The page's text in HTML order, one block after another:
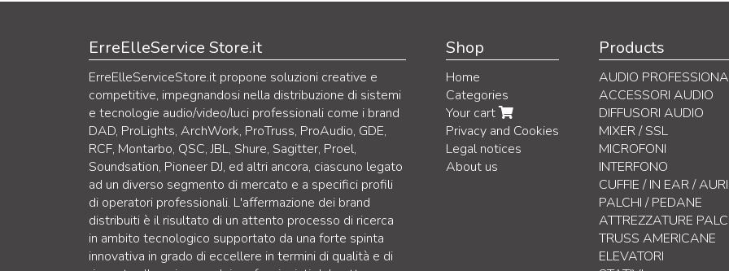
ErreElleService Store.it
ErreElleServiceStore.it propone soluzioni creative e
competitive, impegnandosi nella distribuzione di sistemi
e tecnologie audio/video/luci professionali come i brand
DAD, ProLights, ArchWork, ProTruss, ProAudio, GDE,
RCF, Montarbo, QSC, JBL, Shure, Sagitter, Proel,
Soundsation, Pioneer DJ, ed altri ancora, ciascuno legato
ad un diverso segmento di mercato e a specifici profili
di operatori professionali. L'affermazione dei brand
distribuiti è il risultato di un attento processo di ricerca
in ambito tecnologico supportato da una forte spinta
innovativa in grado di eccellere in termini di qualità e di
Shop
Home
Categories
Your cart
Privacy and Cookies
Legal notices
About us
Products
AUDIO
ACCESSORI AUDIO
DIFFUSORI AUDIO
MIXER / SSL
MICROFONI
INTERFONO
CUFFIE / IN EAR /
PALCHI / PEDANE
ATTREZZATURE
TRUSS AMERICANE
ELEVATORI